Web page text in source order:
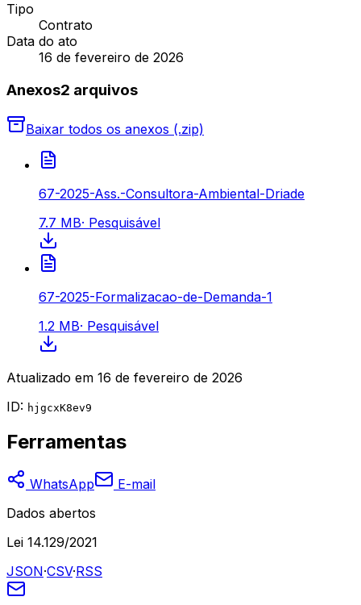
Tipo
Contrato
Data do ato
16 de fevereiro de 2026
Anexos2 arquivos
Baixar todos os anexos (.zip)
67-2025-Ass.-Consultora-Ambiental-Driade
7.7 MB· Pesquisável
67-2025-Formalizacao-de-Demanda-1
1.2 MB· Pesquisável
Atualizado em 16 de fevereiro de 2026
ID: hjgcxK8ev9
Ferramentas
WhatsApp
E-mail
Dados abertos
Lei 14.129/2021
JSON·CSV·RSS